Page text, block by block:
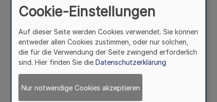
– LPA II 1 – 02.04 – 1/13 v.
10.4.2013
II.
Berufskonsularische Vertretung
der Islamischen Republik Iran in Hamburg
Cookie-Einstellungen
Auf dieser Seite werden Cookies verwendet. Sie können
entweder allen Cookies zustimmen, oder nur solchen,
die für die Verwendung der Seite zwingend erforderlich
sind. Hier finden Sie die Datenschutzerklärung
Nur notwendige Cookies akzeptieren